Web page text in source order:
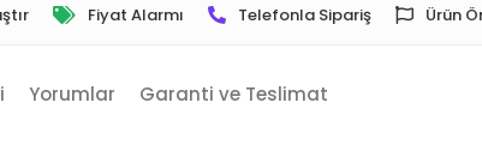
Fiyat Alarmı Telefonla Sipariş Ürün
Yorumlar Garanti ve Teslimat